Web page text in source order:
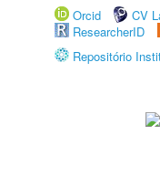
Orcid
CV
ResearcherID
Repositório